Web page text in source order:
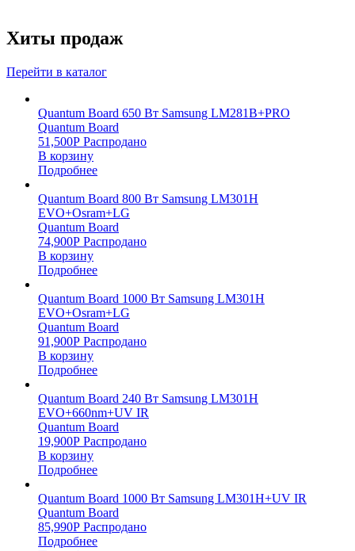
Хиты продаж
Перейти в каталог
Quantum Board 650 Вт Samsung LM281B+PRO
Quantum Board
51,500Р Распродано
В корзину
Подробнее
Quantum Board 800 Вт Samsung LM301H
EVO+Osram+LG
Quantum Board
74,900Р Распродано
В корзину
Подробнее
Quantum Board 1000 Вт Samsung LM301H
EVO+Osram+LG
Quantum Board
91,900Р Распродано
В корзину
Подробнее
Quantum Board 240 Вт Samsung LM301H
EVO+660nm+UV IR
Quantum Board
19,900Р Распродано
В корзину
Подробнее
Quantum Board 1000 Вт Samsung LM301H+UV IR
Quantum Board
85,990Р Распродано
Подробнее